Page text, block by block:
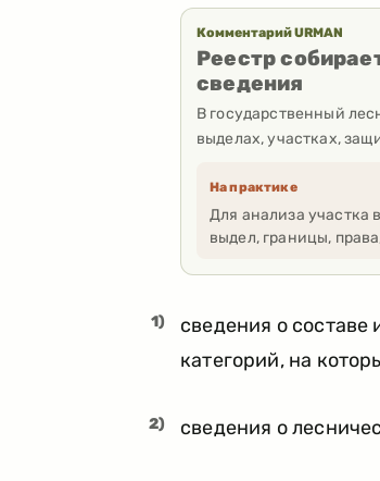
Комментарий URMAN
Реестр
сведения
В государственный
выделах, участках,
На практике
Для анализа участка
выдел, границы,
1)
сведения о составе
категорий, на
2) сведения о